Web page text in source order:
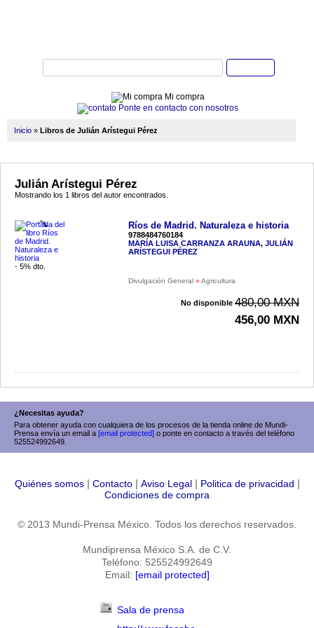
Mi compra
Ponte en contacto con nosotros
Inicio » Libros de Julián Arístegui Pérez
Julián Arístegui Pérez
Mostrando los 1 libros del autor encontrados.
- 5% dto.
Ríos de Madrid. Naturaleza e historia
9788484760184
MARÍA LUISA CARRANZA ARAUNA,JULIÁN
ARÍSTEGUI PÉREZ
Divulgación General »Agricultura
No disponible 480,00 MXN
456,00 MXN
¿Necesitas ayuda?
Para obtener ayuda con cualquiera de los procesos de la tienda online de Mundi-
Prensa envía un email a [email protected] o ponte en contacto a través del teléfono
525524992649.
Quiénes somos| Contacto| Aviso Legal| Politica de privacidad |
Condiciones de compra
© 2013 Mundi-Prensa México. Todos los derechos reservados.
Mundiprensa México S.A. de C.V.
Teléfono: 525524992649
Email: [email protected]
Sala de prensa